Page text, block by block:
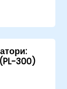
на
отчети
300)